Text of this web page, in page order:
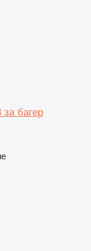
багер